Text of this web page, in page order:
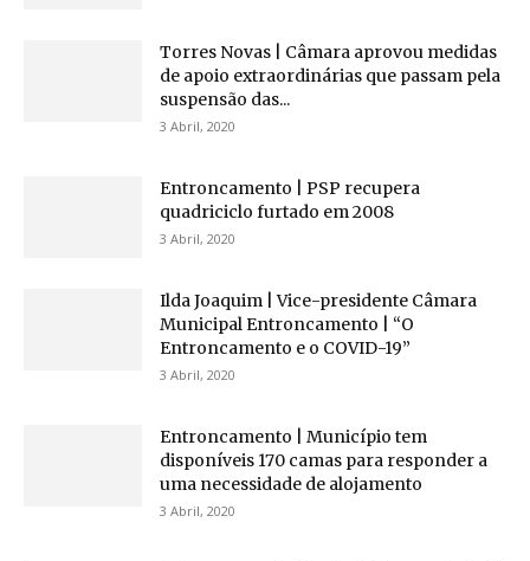
Torres Novas | Câmara aprovou medidas
de apoio extraordinárias que passam pela
suspensão das...
3 Abril, 2020
Entroncamento | PSP recupera
quadriciclo furtado em 2008
3 Abril, 2020
Ilda Joaquim | Vice-presidente Câmara
Municipal Entroncamento | “O
Entroncamento e o COVID-19”
3 Abril, 2020
Entroncamento | Município tem
disponíveis 170 camas para responder a
uma necessidade de alojamento
3 Abril, 2020